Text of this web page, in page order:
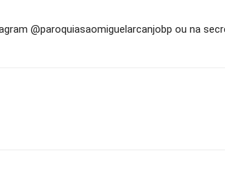
@paroquiasaomiguelarcanjobp ou na